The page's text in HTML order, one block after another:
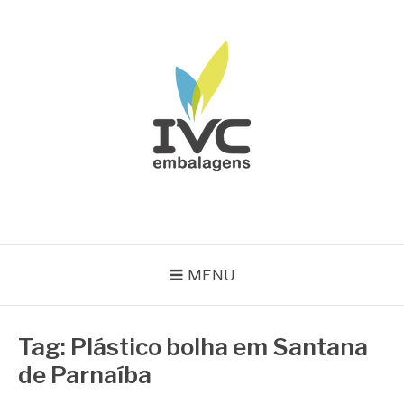
MENU
Tag: Plástico bolha em Santana
de Parnaíba